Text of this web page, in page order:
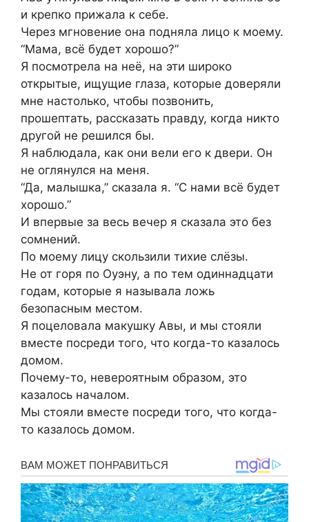
и крепко прижала к себе.
Через мгновение она подняла лицо к моему.
“Мама, всё будет хорошо?”
Я посмотрела на неё, на эти широко
открытые, ищущие глаза, которые доверяли
мне настолько, чтобы позвонить,
прошептать, рассказать правду, когда никто
другой не решился бы.
Я наблюдала, как они вели его к двери. Он
не оглянулся на меня.
“Да, малышка,” сказала я. “С нами всё будет
хорошо.”
И впервые за весь вечер я сказала это без
сомнений.
По моему лицу скользили тихие слёзы.
Не от горя по Оуэну, а по тем одиннадцати
годам, которые я называла ложь
безопасным местом.
Я поцеловала макушку Авы, и мы стояли
вместе посреди того, что когда-то казалось
домом.
Почему-то, невероятным образом, это
казалось началом.
Мы стояли вместе посреди того, что когда-
то казалось домом.